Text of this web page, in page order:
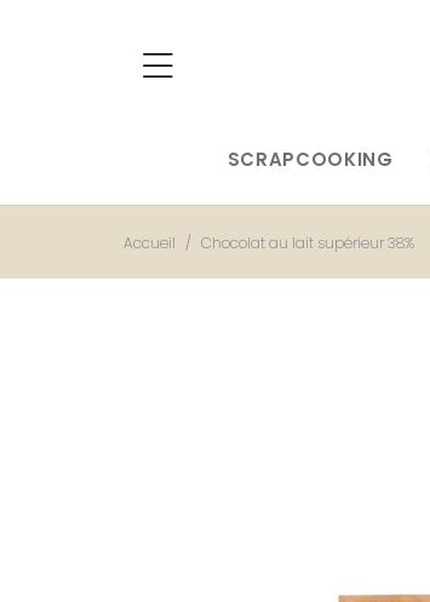
SCRAPCOOKING
Accueil Chocolat au lait supérieur 38%